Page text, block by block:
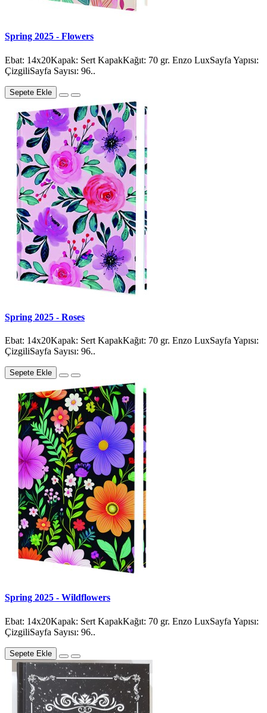
Spring 2025 - Flowers
Ebat: 14x20Kapak: Sert KapakKağıt: 70 gr. Enzo LuxSayfa Yapısı:
ÇizgiliSayfa Sayısı: 96..
Sepete Ekle
Spring 2025 - Roses
Ebat: 14x20Kapak: Sert KapakKağıt: 70 gr. Enzo LuxSayfa Yapısı:
ÇizgiliSayfa Sayısı: 96..
Sepete Ekle
Spring 2025 - Wildflowers
Ebat: 14x20Kapak: Sert KapakKağıt: 70 gr. Enzo LuxSayfa Yapısı:
ÇizgiliSayfa Sayısı: 96..
Sepete Ekle